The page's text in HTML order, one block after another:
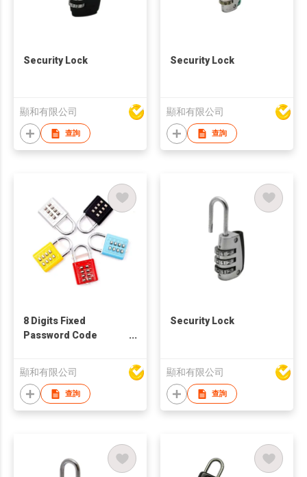
Security Lock
顯和有限公司
查詢
Security Lock
顯和有限公司
查詢
8 Digits Fixed
Password Code
顯和有限公司
查詢
Security Lock
顯和有限公司
查詢